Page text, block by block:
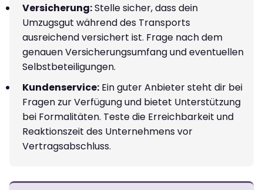
Versicherung:Stelle sicher, dass dein
Umzugsgut während des Transports
ausreichend versichert ist. Frage nach dem
genauen Versicherungsumfang und eventuellen
Selbstbeteiligungen.
Kundenservice: Ein guter Anbieter steht dir bei
Fragen zur Verfügung und bietet Unterstützung
bei Formalitäten. Teste die Erreichbarkeit und
Reaktionszeit des Unternehmens vor
Vertragsabschluss.